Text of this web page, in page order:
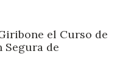
el Curso de
de